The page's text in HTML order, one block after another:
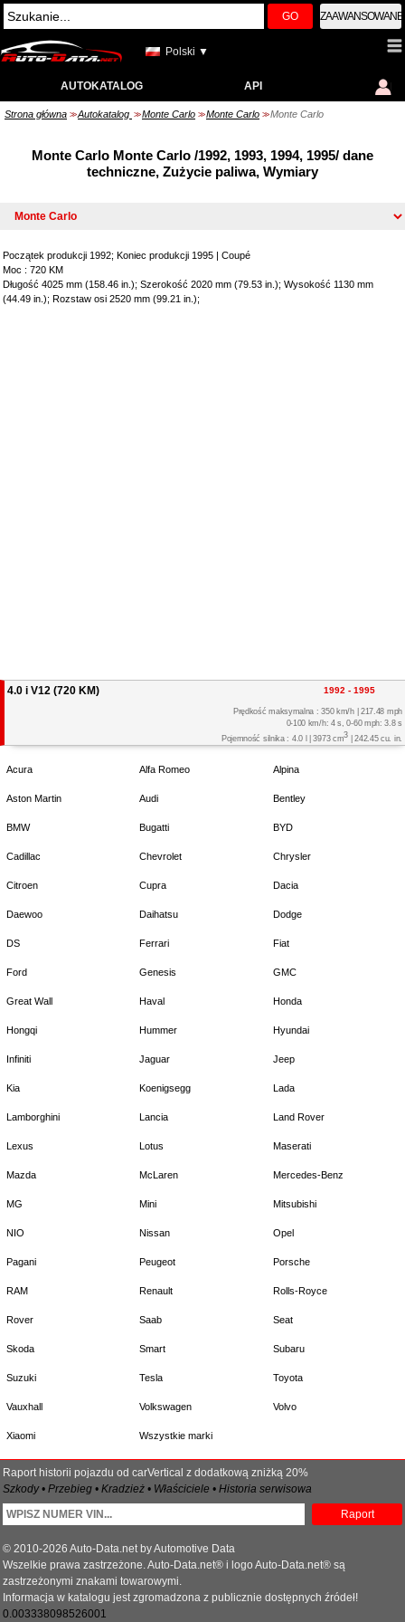
GO ZAAWANSOWANE
Polski ▼
AUTOKATALOG API
Strona główna >> Autokatalog >> Monte Carlo >> Monte Carlo >> Monte Carlo
Monte Carlo Monte Carlo /1992, 1993, 1994, 1995/ dane
techniczne, Zużycie paliwa, Wymiary
Początek produkcji 1992; Koniec produkcji 1995 | Coupé
Moc : 720 KM
Długość 4025 mm (158.46 in.); Szerokość 2020 mm (79.53 in.); Wysokość 1130 mm
(44.49 in.); Rozstaw osi 2520 mm (99.21 in.);
4.0 i V12 (720 KM) 1992 - 1995
Prędkość maksymalna : 350 km/h | 217.48 mph
0-100 km/h: 4 s, 0-60 mph: 3.8 s
Pojemność silnika : 4.0 l | 3973 cm3 | 242.45 cu. in.
Acura Alfa Romeo Alpina
Aston Martin Audi Bentley
BMW Bugatti BYD
Cadillac Chevrolet Chrysler
Citroen Cupra Dacia
Daewoo Daihatsu Dodge
DS Ferrari Fiat
Ford Genesis GMC
Great Wall Haval Honda
Hongqi Hummer Hyundai
Infiniti Jaguar Jeep
Kia Koenigsegg Lada
Lamborghini Lancia Land Rover
Lexus Lotus Maserati
Mazda McLaren Mercedes-Benz
MG Mini Mitsubishi
NIO Nissan Opel
Pagani Peugeot Porsche
RAM Renault Rolls-Royce
Rover Saab Seat
Skoda Smart Subaru
Suzuki Tesla Toyota
Vauxhall Volkswagen Volvo
Xiaomi Wszystkie marki
Raport historii pojazdu od carVertical z dodatkową zniżką 20%
Szkody • Przebieg • Kradzież • Właściciele • Historia serwisowa
Raport
© 2010-2026 Auto-Data.net by Automotive Data
Wszelkie prawa zastrzeżone. Auto-Data.net® i logo Auto-Data.net® są
zastrzeżonymi znakami towarowymi.
Informacja w katalogu jest zgromadzona z publicznie dostępnych źródeł!
0.003338098526001